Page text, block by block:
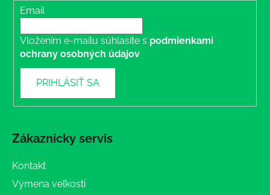
Email
Vložením e-mailu súhlasíte s podmienkami
ochrany osobných údajov
PRIHLÁSIŤ SA
Zákaznícky servis
Kontakt
Výmena veľkosti